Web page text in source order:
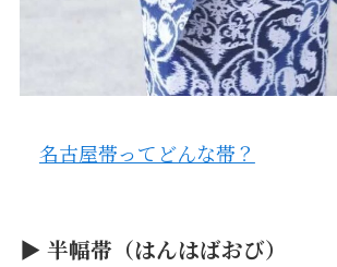
名古屋帯ってどんな帯？
▶ 半幅帯（はんはばおび）